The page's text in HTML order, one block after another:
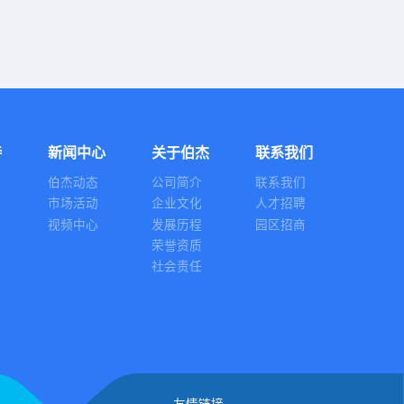
新闻中心
伯杰动态
市场活动
视频中心
关于伯杰
公司简介
企业文化
发展历程
荣誉资质
社会责任
联系我们
联系我们
人才招聘
园区招商